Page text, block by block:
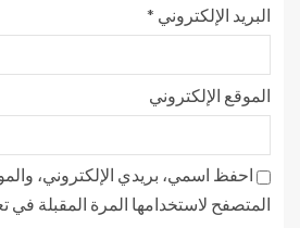
البريد الإلكتروني *
الموقع الإلكتروني
احفظ اسمي، بريدي الإلكتروني،
المتصفح لاستخدامها المرة المقبلة في